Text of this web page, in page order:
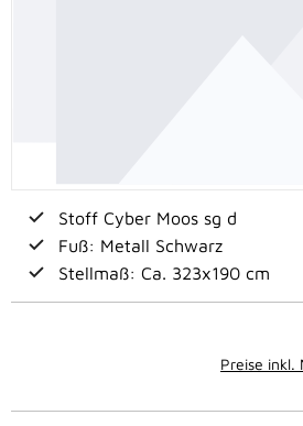
Stoff Cyber Moos sg d
Fuß: Metall Schwarz
Stellmaß: Ca. 323x190 cm
Preise inkl.